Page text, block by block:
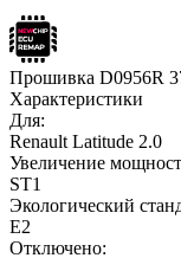
Прошивка D0956R
Характеристики
Для:
Renault Latitude 2.0
Увеличение
ST1
Экологический
E2
Отключено: